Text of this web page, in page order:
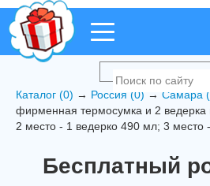
Каталог (0) → Россия (0) → Самара
фирменная термосумка и 2
2 место - 1 ведерко 490 мл; 3 место
Бесплатный